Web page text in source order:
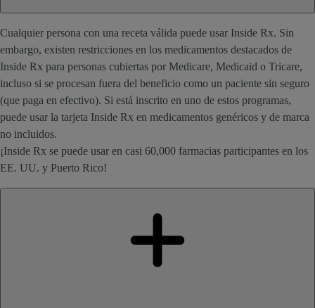
Cualquier persona con una receta válida puede usar Inside Rx. Sin
embargo, existen restricciones en los medicamentos destacados de
Inside Rx para personas cubiertas por Medicare, Medicaid o Tricare,
incluso si se procesan fuera del beneficio como un paciente sin seguro
(que paga en efectivo). Si está inscrito en uno de estos programas,
puede usar la tarjeta Inside Rx en medicamentos genéricos y de marca
no incluidos.
¡Inside Rx se puede usar en casi 60,000 farmacias participantes en los
EE. UU. y Puerto Rico!